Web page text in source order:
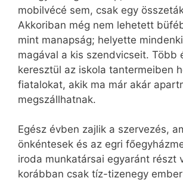
mobilvécé sem, csak egy
Akkoriban még nem lehetett
mint manapság; helyette
magával a kis szendvicseit. Több
keresztül az iskola tantermeiben
fiatalokat, akik ma már akár
megszállhatnak.
Egész évben zajlik a szervezés,
önkéntesek és az egri
iroda munkatársai egyaránt részt
korábban csak tíz-tizenegy